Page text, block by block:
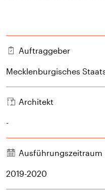
Auftraggeber
Mecklenburgisches
Architekt
-
Ausführungszeitraum
2019-2020